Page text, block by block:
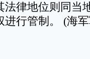
法律地位则同当
进行管制。 (海